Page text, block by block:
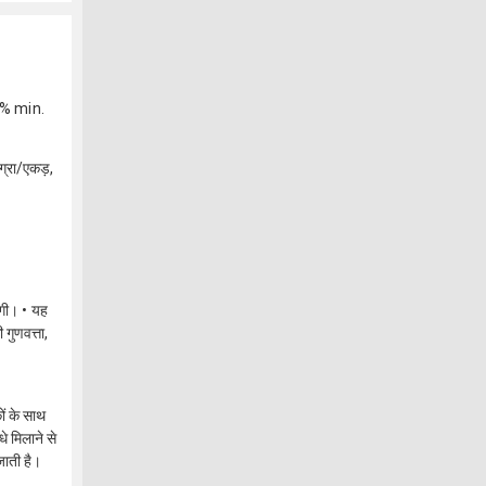
min.
एकड़,
• यह
के साथ
मिलाने से
है।